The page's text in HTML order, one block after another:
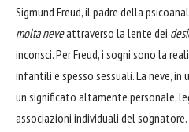
Sigmund Freud, il padre della
molta neveattraverso la lente dei
inconsci. Per Freud, i sogni sono la
infantili e spesso sessuali. La neve, in
un significato altamente personale,
associazioni individuali del sognatore.